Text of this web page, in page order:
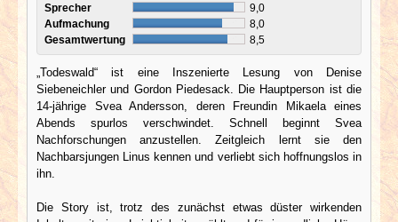
Sprecher
9,0
Aufmachung
8,0
Gesamtwertung
8,5
„Todeswald“ ist eine Inszenierte Lesung von Denise
Siebeneichler und Gordon Piedesack. Die Hauptperson ist die
14-jährige Svea Andersson, deren Freundin Mikaela eines
Abends spurlos verschwindet. Schnell beginnt Svea
Nachforschungen anzustellen. Zeitgleich lernt sie den
Nachbarsjungen Linus kennen und verliebt sich hoffnungslos in
ihn.
Die Story ist, trotz des zunächst etwas düster wirkenden